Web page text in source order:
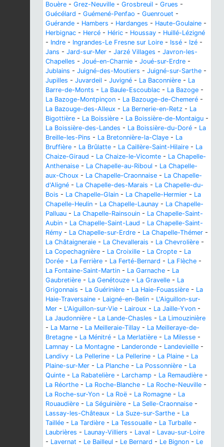
Bouère - Grez-Neuville - Grosbreuil - Grues -
Guécélard - Guémené-Penfao - Guenrouet -
Guérande - Hambers - Hardanges - Haute-Goulaine -
Herbignac - Hercé - Héric - Houssay - Huillé-Lézigné
- Indre - Ingrandes-Le Fresne sur Loire - Issé - Izé -
Jans - Jard-sur-Mer - Jarzé Villages - Javron-les-
Chapelles - Joué-en-Charnie - Joué-sur-Erdre -
Jublains - Juigné-des-Moutiers - Juigné-sur-Sarthe -
Jupilles - Juvardeil - Juvigné - La Baconnière - La
Barre-de-Monts - La Baule-Escoublac - La Bazoge -
La Bazoge-Montpinçon - La Bazouge-de-Chemeré -
La Bazouge-des-Alleux - La Bernerie-en-Retz - La
Bigottière - La Boissière - La Boissière-de-Montaigu -
La Boissière-des-Landes - La Boissière-du-Doré - La
Breille-les-Pins - La Bretonnière-la-Claye - La
Bruffière - La Brûlatte - La Caillère-Saint-Hilaire - La
Chaize-Giraud - La Chaize-le-Vicomte - La Chapelle-
Anthenaise - La Chapelle-au-Riboul - La Chapelle-
aux-Choux - La Chapelle-Craonnaise - La Chapelle-
d'Aligné - La Chapelle-des-Marais - La Chapelle-du-
Bois - La Chapelle-Glain - La Chapelle-Hermier - La
Chapelle-Heulin - La Chapelle-Launay - La Chapelle-
Palluau - La Chapelle-Rainsouin - La Chapelle-Saint-
Aubin - La Chapelle-Saint-Laud - La Chapelle-Saint-
Rémy - La Chapelle-sur-Erdre - La Chapelle-Thémer -
La Châtaigneraie - La Chevallerais - La Chevrolière -
La Copechagnière - La Croixille - La Cropte - La
Dorée - La Ferrière - La Ferté-Bernard - La Flèche -
La Fontaine-Saint-Martin - La Garnache - La
Gaubretière - La Genétouze - La Gravelle - La
Grigonnais - La Guérinière - La Haie-Fouassière - La
Haie-Traversaine - Laigné-en-Belin - L'Aiguillon-sur-
Mer - L'Aiguillon-sur-Vie - Lairoux - La Jaille-Yvon -
La Jaudonnière - La Lande-Chasles - La Limouzinière
- La Marne - La Meilleraie-Tillay - La Meilleraye-de-
Bretagne - La Ménitré - La Merlatière - La Milesse -
Lamnay - La Montagne - Landeronde - Landevieille -
Landivy - La Pellerine - La Pellerine - La Plaine - La
Plaine-sur-Mer - La Planche - La Possonnière - La
Quinte - La Rabatelière - Larchamp - La Remaudière -
La Réorthe - La Roche-Blanche - La Roche-Neuville -
La Roche-sur-Yon - La Roë - La Romagne - La
Rouaudière - La Séguinière - La Selle-Craonnaise -
Lassay-les-Châteaux - La Suze-sur-Sarthe - La
Taillée - La Tardière - La Tessoualle - La Turballe -
Laubrières - Launay-Villiers - Laval - Lavau-sur-Loire
- Lavernat - Le Bailleul - Le Bernard - Le Bignon - Le